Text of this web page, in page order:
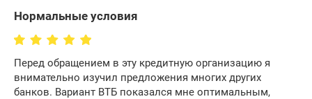
Нормальные условия
Перед обращением в эту кредитную организацию я
внимательно изучил предложения многих других
банков. Вариант ВТБ показался мне оптимальным,